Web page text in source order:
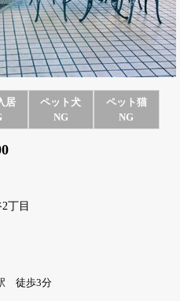
居
ペット犬
NG
ペット猫
NG
丁目
徒歩3分